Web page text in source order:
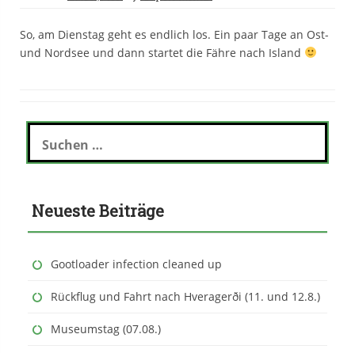
So, am Dienstag geht es endlich los. Ein paar Tage an Ost-
und Nordsee und dann startet die Fähre nach Island
S
c
n
h
Neueste Beiträge
Gootloader infection cleaned up
Rückflug und Fahrt nach Hveragerði (11. und 12.8.)
Museumstag (07.08.)